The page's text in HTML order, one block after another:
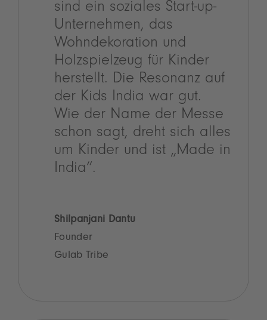
sind ein soziales Start-up-
Unternehmen, das
Wohndekoration und
Holzspielzeug für Kinder
herstellt. Die Resonanz auf
der Kids India war gut.
Wie der Name der Messe
schon sagt, dreht sich alles
um Kinder und ist „Made in
India“.
Shilpanjani Dantu
Founder
Gulab Tribe